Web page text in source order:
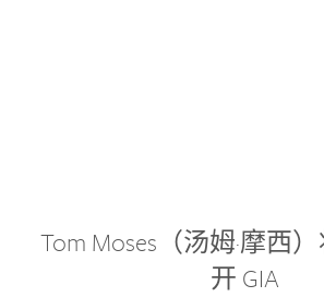
Tom Moses（汤姆·摩西
开 GIA